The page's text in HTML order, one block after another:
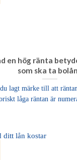
en hög ränta
som ska ta
lagt märke till att
låga räntan är